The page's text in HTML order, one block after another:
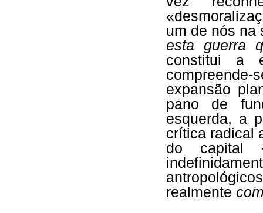
um de nós na
esta guerra
constitui a
expansão
pano de
esquerda, a
crítica radical
do capital
realmente